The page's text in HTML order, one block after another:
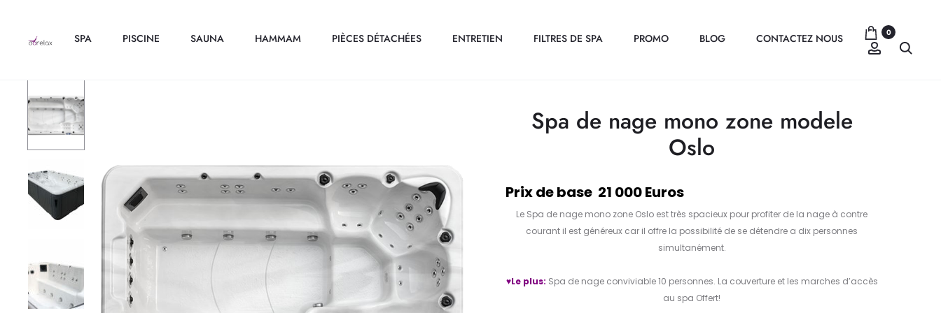
SPA PISCINE SAUNA HAMMAM PIÈCES DÉTACHÉES ENTRETIEN FILTRES DE SPA PROMO BLOG CONTACTEZ NOUS 0
Compte
Spa de nage mono zone modele
Oslo
Prix de base 21 000 Euros
Le Spa de nage mono zone Oslo est très spacieux pour profiter de la nage à contre
courant il est généreux car il offre la possibilité de se détendre a dix personnes
simultanément.
♥Le plus: Spa de nage conviviable 10 personnes. La couverture et les marches d’accès
au spa Offert!